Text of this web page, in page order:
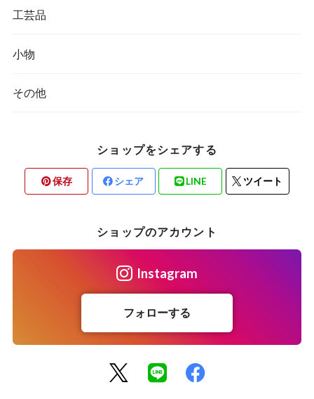
工芸品
小物
その他
ショップをシェアする
保存 シェア LINE ツイート
ショップのアカウント
Instagram
フォローする